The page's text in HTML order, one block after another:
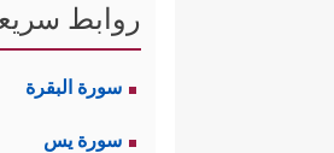
روابط
سورة البقرة
سورة يس